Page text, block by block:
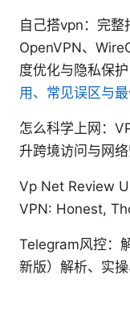
自己搭vpn：完整
OpenVPN、
度优化与隐私保护
用、常见误区与
怎么科学上网：
升跨境访问与网
Vp Net Review
VPN: Honest,
Telegram风控：
新版）解析、实